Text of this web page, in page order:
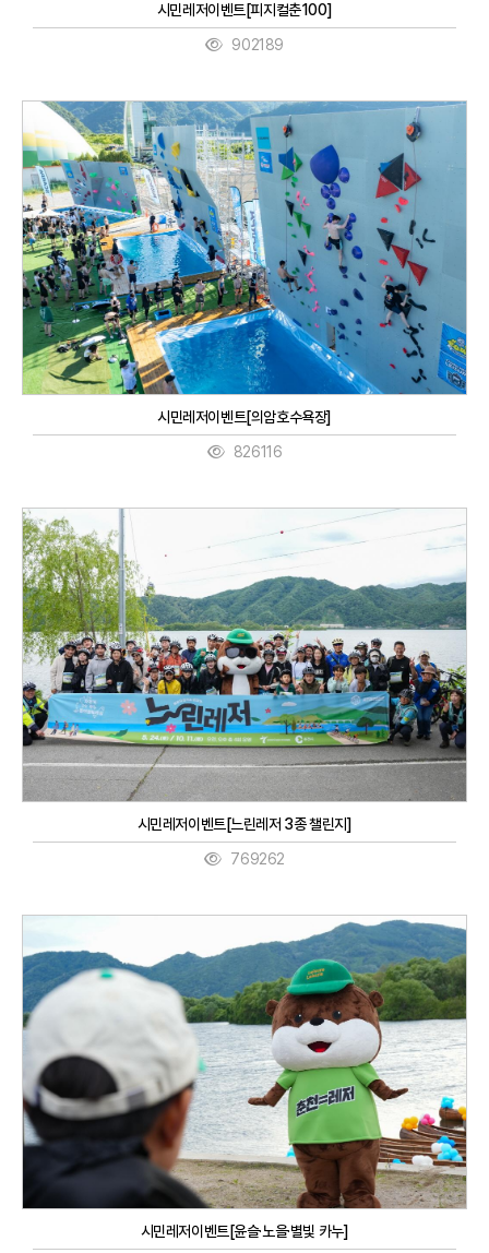
시민레저이벤트[피지컬춘100]
902189
시민레저이벤트[의암호수욕장]
826116
시민레저이벤트[느린레저 3종 챌린지]
769262
시민레저이벤트[윤슬·노을·별빛 카누]